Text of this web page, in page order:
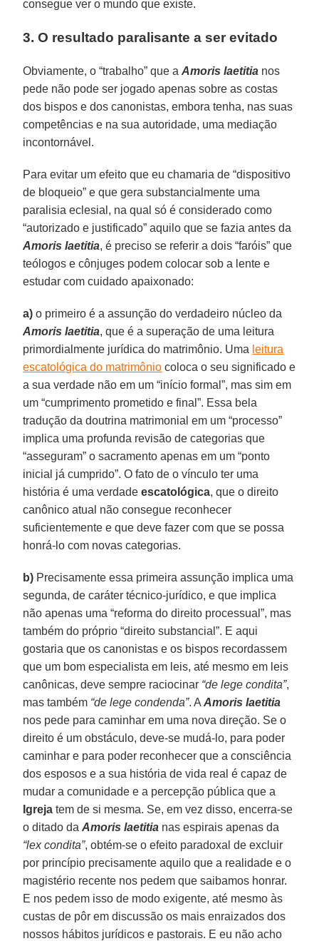
consegue ver o mundo que existe.
3. O resultado paralisante a ser evitado
Obviamente, o “trabalho” que aAmoris laetitia nos
pede não pode ser jogado apenas sobre as costas
dos bispos e dos canonistas, embora tenha, nas suas
competências e na sua autoridade, uma mediação
incontornável.
Para evitar um efeito que eu chamaria de “dispositivo
de bloqueio” e que gera substancialmente uma
paralisia eclesial, na qual só é considerado como
“autorizado e justificado” aquilo que se fazia antes da
Amoris laetitia, é preciso se referir a dois “faróis” que
teólogos e cônjuges podem colocar sob a lente e
estudar com cuidado apaixonado:
a) o primeiro é a assunção do verdadeiro núcleo da
Amoris laetitia, que é a superação de uma leitura
primordialmente jurídica do matrimônio. Uma leitura
escatológica do matrimônio coloca o seu significado e
a sua verdade não em um “início formal”, mas sim em
um “cumprimento prometido e final”. Essa bela
tradução da doutrina matrimonial em um “processo”
implica uma profunda revisão de categorias que
“asseguram” o sacramento apenas em um “ponto
inicial já cumprido”. O fato de o vínculo ter uma
história é uma verdadeescatológica, que o direito
canônico atual não consegue reconhecer
suficientemente e que deve fazer com que se possa
honrá-lo com novas categorias.
b) Precisamente essa primeira assunção implica uma
segunda, de caráter técnico-jurídico, e que implica
não apenas uma “reforma do direito processual”, mas
também do próprio “direito substancial”. E aqui
gostaria que os canonistas e os bispos recordassem
que um bom especialista em leis, até mesmo em leis
canônicas, deve sempre raciocinar “de lege condita”,
mas também “de lege condenda”. AAmoris laetitia
nos pede para caminhar em uma nova direção. Se o
direito é um obstáculo, deve-se mudá-lo, para poder
caminhar e para poder reconhecer que a consciência
dos esposos e a sua história de vida real é capaz de
mudar a comunidade e a percepção pública que a
Igreja tem de si mesma. Se, em vez disso, encerra-se
o ditado daAmoris laetitia nas espirais apenas da
“lex condita”, obtém-se o efeito paradoxal de excluir
por princípio precisamente aquilo que a realidade e o
magistério recente nos pedem que saibamos honrar.
E nos pedem isso de modo exigente, até mesmo às
custas de pôr em discussão os mais enraizados dos
nossos hábitos jurídicos e pastorais. E eu não acho